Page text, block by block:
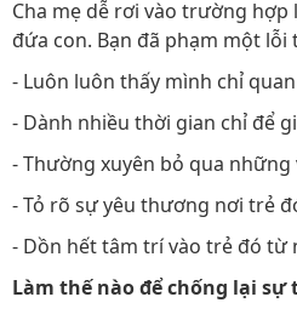
Cha mẹ dễ rơi vào trường
đứa con. Bạn đã phạm một lỗi
- Luôn luôn thấy mình chỉ
- Dành nhiều thời gian chỉ để
- Thường xuyên bỏ qua những
- Tỏ rõ sự yêu thương nơi trẻ
- Dồn hết tâm trí vào trẻ đó từ
Làm thế nào để chống lại sự